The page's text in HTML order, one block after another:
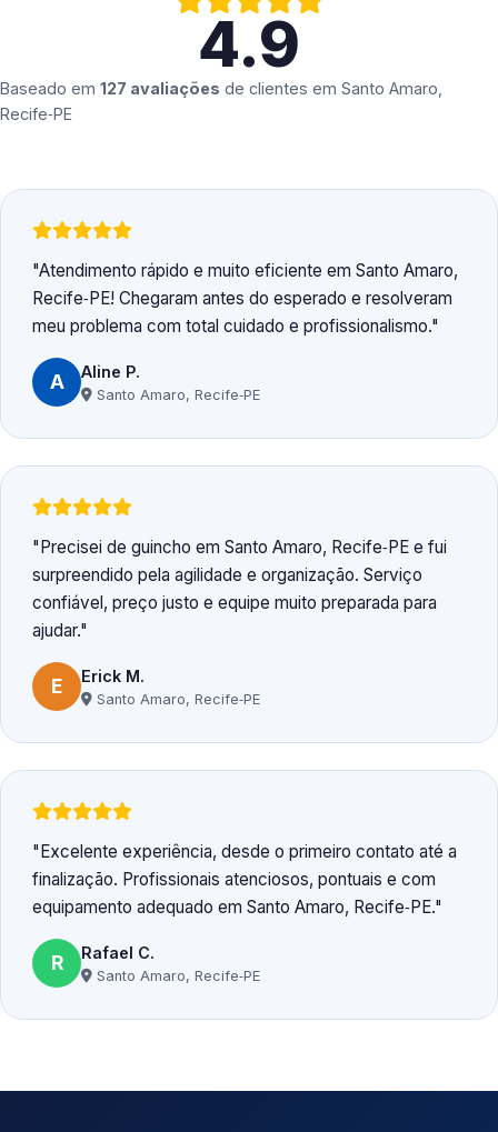
4.9
Baseado em 127 avaliações de clientes em Santo Amaro,
Recife‑PE
Atendimento rápido e muito eficiente em Santo Amaro,
Recife‑PE! Chegaram antes do esperado e resolveram
meu problema com total cuidado e profissionalismo.
A Aline P.
Santo Amaro, Recife‑PE
Precisei de guincho em Santo Amaro, Recife‑PE e fui
surpreendido pela agilidade e organização. Serviço
confiável, preço justo e equipe muito preparada para
ajudar.
E Erick M.
Santo Amaro, Recife‑PE
Excelente experiência, desde o primeiro contato até a
finalização. Profissionais atenciosos, pontuais e com
equipamento adequado em Santo Amaro, Recife‑PE.
R Rafael C.
Santo Amaro, Recife‑PE